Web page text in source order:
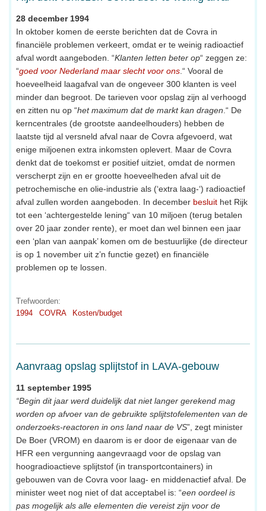
28 december 1994
In oktober komen de eerste berichten dat de Covra in
financiële problemen verkeert, omdat er te weinig radioactief
afval wordt aangeboden. “Klanten letten beter op“ zeggen ze:
“goed voor Nederland maar slecht voor ons .“ Vooral de
hoeveelheid laagafval van de ongeveer 300 klanten is veel
minder dan begroot. De tarieven voor opslag zijn al verhoogd
en zitten nu op “het maximum dat de markt kan dragen .“ De
kerncentrales (de grootste aandeelhouders) hebben de
laatste tijd al versneld afval naar de Covra afgevoerd, wat
enige miljoenen extra inkomsten oplevert. Maar de Covra
denkt dat de toekomst er positief uitziet, omdat de normen
verscherpt zijn en er grootte hoeveelheden afval uit de
petrochemische en olie-industrie als (‘extra laag-‘) radioactief
afval zullen worden aangeboden. In december besluit het Rijk
tot een ‘achtergestelde lening“ van 10 miljoen (terug betalen
over 20 jaar zonder rente), er moet dan wel binnen een jaar
een ‘plan van aanpak’ komen om de bestuurlijke (de directeur
is op 1 november uit z’n functie gezet) en financiële
problemen op te lossen.
Trefwoorden:
1994
COVRA Kosten/budget
Aanvraag opslag splijtstof in LAVA-gebouw
11 september 1995
“Begin dit jaar werd duidelijk dat niet langer gerekend mag
worden op afvoer van de gebruikte splijtstofelementen van de
onderzoeks-reactoren in ons land naar de VS”, zegt minister
De Boer (VROM) en daarom is er door de eigenaar van de
HFR een vergunning aangevraagd voor de opslag van
hoogradioactieve splijtstof (in transportcontainers) in
gebouwen van de Covra voor laag- en middenactief afval. De
minister weet nog niet of dat acceptabel is: “een oordeel is
pas mogelijk als alle elementen die vereist zijn voor de